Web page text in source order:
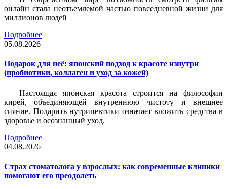
онлайн стала неотъемлемой частью повседневной жизни для
миллионов людей
Подробнее
05.08.2026
Подарок для неё: японский подход к красоте изнутри
(пробиотики, коллаген и уход за кожей)
Настоящая японская красота строится на философии
кирей, объединяющей внутреннюю чистоту и внешнее
сияние. Подарить нутрицевтики означает вложить средства в
здоровье и осознанный уход.
Подробнее
04.08.2026
Страх стоматолога у взрослых: как современные клиники
помогают его преодолеть